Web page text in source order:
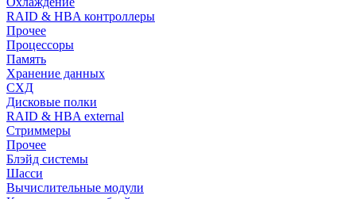
RAID & HBA контроллеры
Прочее
Процессоры
Память
Хранение данных
СХД
Дисковые полки
RAID & HBA external
Стриммеры
Прочее
Блэйд системы
Шасси
Вычислительные модули